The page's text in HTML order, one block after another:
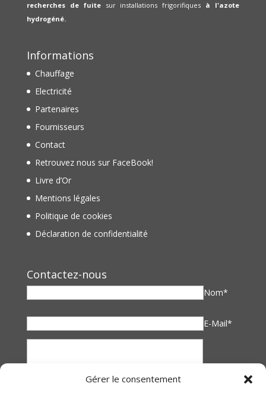
Gérer le consentement
recherches de fuite sur installations frigorifiques à l'azote
hydrogéné.
Informations
Chauffage
Electricité
Partenaires
Fournisseurs
Contact
Retrouvez nous sur FaceBook!
Livre d’Or
Mentions légales
Politique de cookies
Déclaration de confidentialité
Contactez-nous
Nom*
E-Mail*